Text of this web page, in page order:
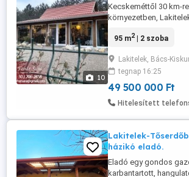
10
Kecskeméttől 30 km-
környezetben,
tökéletes álomház
készült el, modern
megoldásokkal, tágas,
élettérré alakítva. A
95 m2| 2 szoba
Lakitelek, Bács-
tegnap 16:25
49 500 000 Ft
Hitelesített
Lakitelek-
házikó eladó.
Eladó egy gondos
karbantartott,